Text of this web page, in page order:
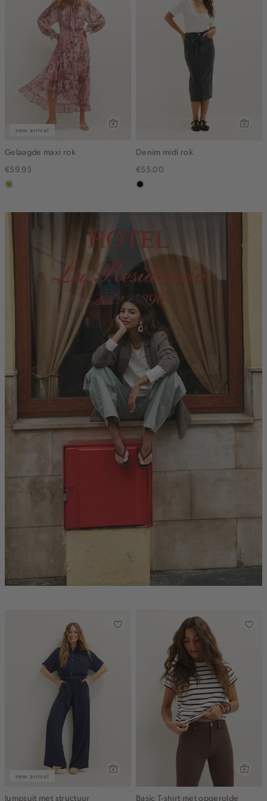
new arrival
Gelaagde maxi rok
€59.95
meerkleurig
Denim midi rok
€55.00
zwart,
middle
new arrival
Jumpsuit met structuur
Basic T-shirt met opgerolde